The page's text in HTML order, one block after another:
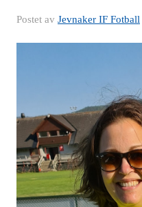
Postet av Jevnaker IF Fotball